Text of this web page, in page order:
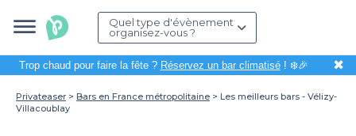
Quel type d'évènement
organisez-vous ?
Trop chaud pour faire la fête ? Réservez un bar climatisé! ❄️🎉 ✖
Privateaser Bars en France métropolitaine
Les meilleurs bars - Vélizy-
Villacoublay